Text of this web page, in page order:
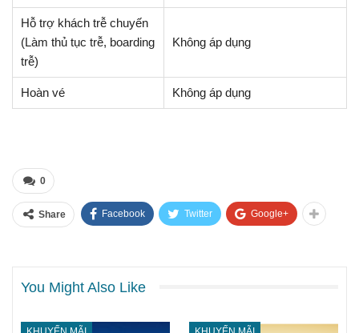
Hỗ trợ khách trễ chuyến
(Làm thủ tục trễ, boarding
trễ)
Không áp dụng
Hoàn vé Không áp dụng
0
Share Facebook Twitter Google+
You Might Also Like